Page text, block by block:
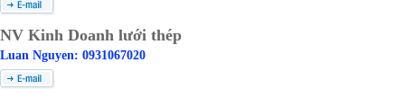
NV Kinh Doanh lưới thép
Luan Nguyen: 0931067020